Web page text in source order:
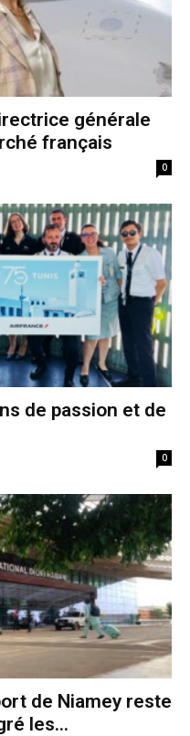
générale
français
0
de passion et de
0
de Niamey reste
les...